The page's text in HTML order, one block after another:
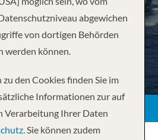
abgewichen
von dortigen Behörden
werden können.
den Cookies finden Sie im
Informationen zur auf
Verarbeitung Ihrer Daten
Sie können zudem